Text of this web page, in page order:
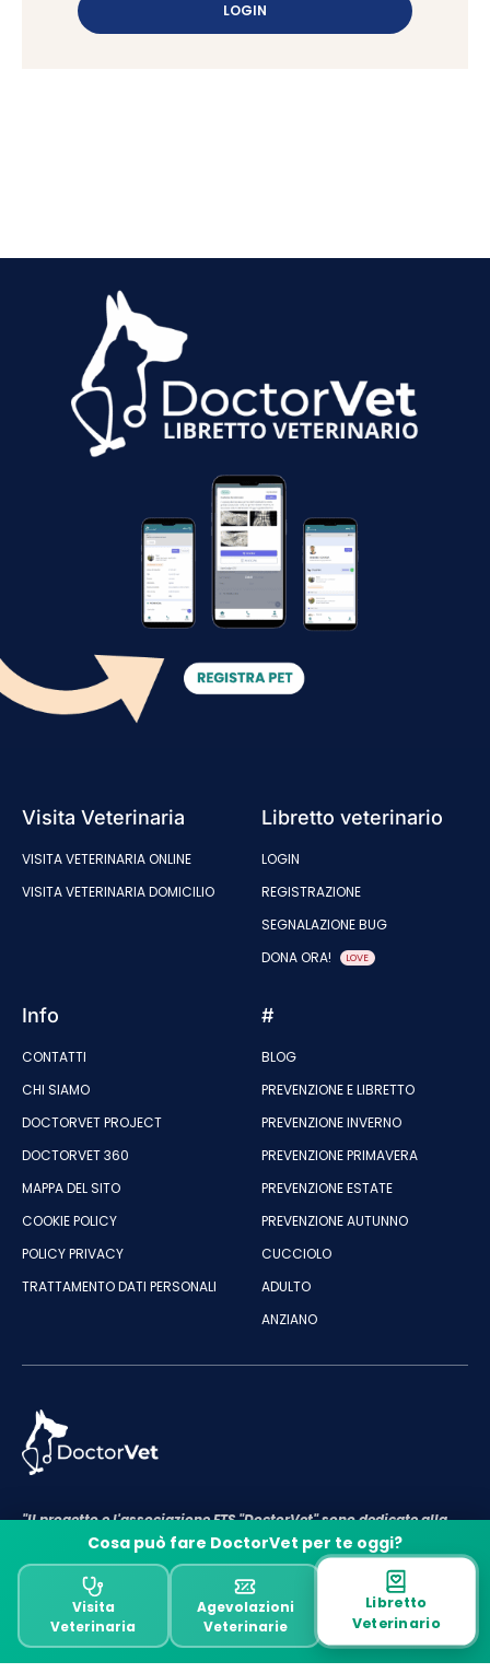
LOGIN
Visita Veterinaria
VISITA VETERINARIA ONLINE
VISITA VETERINARIA DOMICILIO
Libretto veterinario
LOGIN
REGISTRAZIONE
SEGNALAZIONE BUG
DONA ORA!
LOVE
Info
CONTATTI
CHI SIAMO
DOCTORVET PROJECT
DOCTORVET 360
MAPPA DEL SITO
COOKIE POLICY
POLICY PRIVACY
TRATTAMENTO DATI PERSONALI
#
BLOG
PREVENZIONE E LIBRETTO
PREVENZIONE INVERNO
PREVENZIONE PRIMAVERA
PREVENZIONE ESTATE
PREVENZIONE AUTUNNO
CUCCIOLO
ADULTO
ANZIANO
"Il progetto e l'associazione ETS "DoctorVet" sono dedicate alla
cura e al benessere degli animali"
P.IVA e C.F ASSOCIAZIONE DOCTORVET: 18143661009
Designed & Developed by DoctorVet
Cosa può fare DoctorVet per te oggi?
Visita
Veterinaria
Agevolazioni
Veterinarie
Libretto
Veterinario